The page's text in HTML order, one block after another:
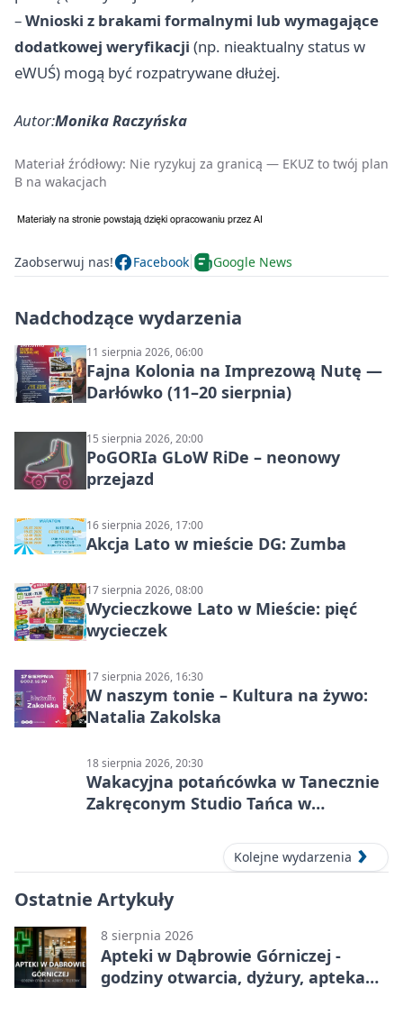
–Wnioski z brakami formalnymi lub wymagające
dodatkowej weryfikacji (np. nieaktualny status w
eWUŚ) mogą być rozpatrywane dłużej.
Autor:Monika Raczyńska
Materiał źródłowy: Nie ryzykuj za granicą — EKUZ to twój plan
B na wakacjach
Zaobserwuj nas! Facebook Google News
Nadchodzące wydarzenia
11 sierpnia 2026, 06:00
Fajna Kolonia na Imprezową Nutę —
Darłówko (11–20 sierpnia)
15 sierpnia 2026, 20:00
PoGORIa GLoW RiDe – neonowy
przejazd
16 sierpnia 2026, 17:00
Akcja Lato w mieście DG: Zumba
17 sierpnia 2026, 08:00
Wycieczkowe Lato w Mieście: pięć
wycieczek
17 sierpnia 2026, 16:30
W naszym tonie – Kultura na żywo:
Natalia Zakolska
18 sierpnia 2026, 20:30
Wakacyjna potańcówka w Tanecznie
Zakręconym Studio Tańca w
Kolejne wydarzenia
Ostatnie Artykuły
8 sierpnia 2026
Apteki w Dąbrowie Górniczej -
godziny otwarcia, dyżury, apteka